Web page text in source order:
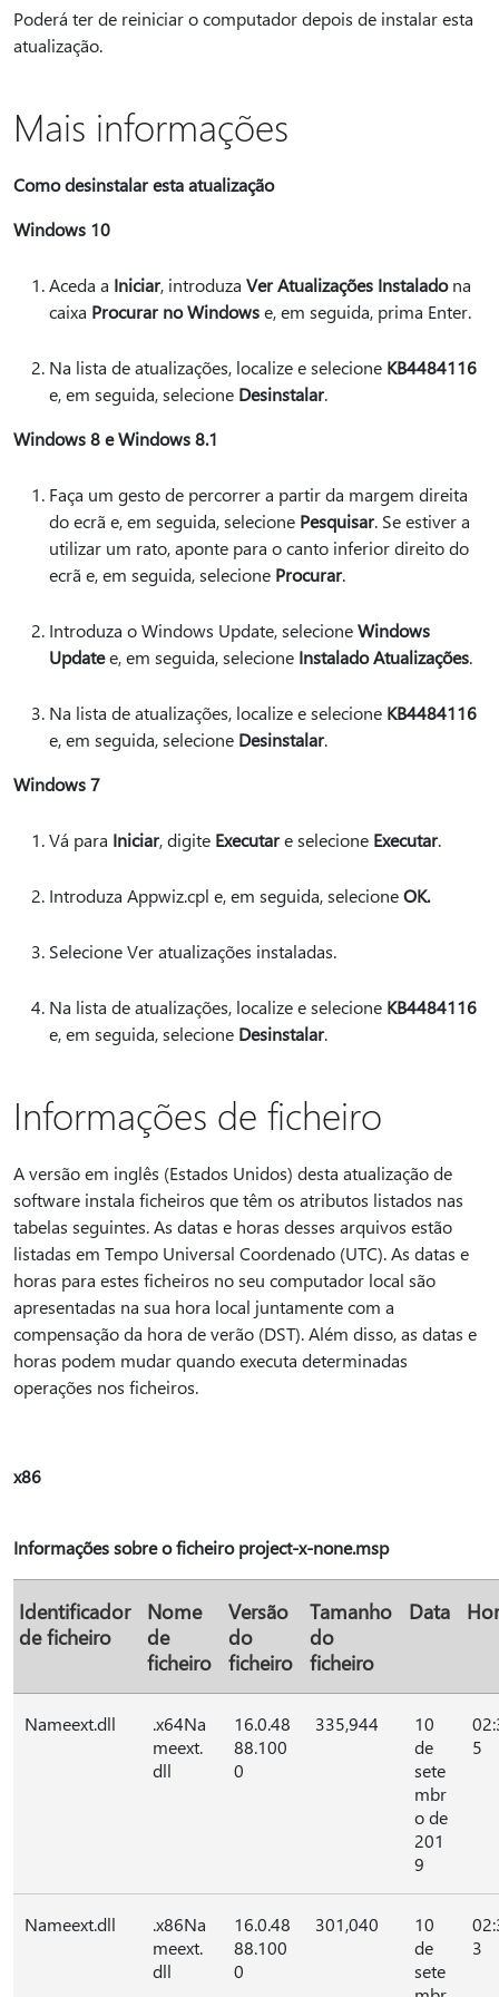
Poderá ter de reiniciar o computador depois de instalar esta
atualização.
Mais informações
Como desinstalar esta atualização
Windows 10
Aceda a Iniciar, introduza Ver Atualizações Instaladona
caixa Procurar no Windowse, em seguida, prima Enter.
Na lista de atualizações, localize e selecione KB4484116
e, em seguida, selecione Desinstalar.
Windows 8 e Windows 8.1
Faça um gesto de percorrer a partir da margem direita
do ecrã e, em seguida, selecione Pesquisar. Se estiver a
utilizar um rato, aponte para o canto inferior direito do
ecrã e, em seguida, selecione Procurar.
Introduza o Windows Update, selecioneWindows
Updatee, em seguida, selecione Instalado Atualizações.
Na lista de atualizações, localize e selecione KB4484116
e, em seguida, selecione Desinstalar.
Windows 7
Vá para Iniciar, digite Executare selecione Executar.
Introduza Appwiz.cpl e, em seguida, selecioneOK.
Selecione Ver atualizações instaladas.
Na lista de atualizações, localize e selecione KB4484116
e, em seguida, selecione Desinstalar.
Informações de ficheiro
A versão em inglês (Estados Unidos) desta atualização de
software instala ficheiros que têm os atributos listados nas
tabelas seguintes. As datas e horas desses arquivos estão
listadas em Tempo Universal Coordenado (UTC). As datas e
horas para estes ficheiros no seu computador local são
apresentadas na sua hora local juntamente com a
compensação da hora de verão (DST). Além disso, as datas e
horas podem mudar quando executa determinadas
operações nos ficheiros.
x86
Informações sobre o ficheiro project-x-none.msp
Identificador
de ficheiro
Nome
de
ficheiro
Versão
do
ficheiro
Tamanho
do
ficheiro
Data
Nameext.dll
.x64Na
meext.
dll
16.0.48
88.100
0
335,944
10
de
sete
mbr
o de
201
9
5
Nameext.dll
.x86Na
meext.
dll
16.0.48
88.100
0
301,040
10
de
sete
3